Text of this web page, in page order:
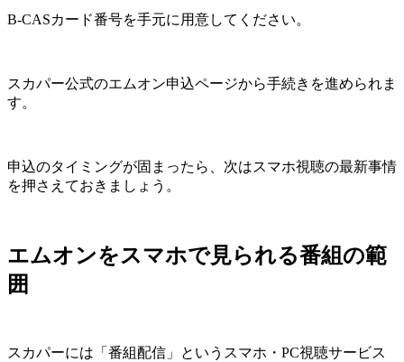
B-CASカード番号を手元に用意してください。
スカパー公式のエムオン申込ページから手続きを進められま
す。
申込のタイミングが固まったら、次はスマホ視聴の最新事情
を押さえておきましょう。
エムオンをスマホで見られる番組の範
囲
スカパーには「番組配信」というスマホ・PC視聴サービス